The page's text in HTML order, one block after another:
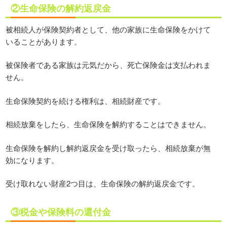
②生命保険の解約返戻金
被相続人が保険契約者として、他の家族に生命保険をかけて
いることがあります。
被保険者である家族は元気だから、死亡保険金は支払われま
せん。
生命保険契約を続ける権利は、相続財産です。
相続放棄をしたら、生命保険を解約することはできません。
生命保険を解約し解約返戻金を受け取ったら、相続放棄が無
効になります。
受け取れない財産2つ目は、生命保険の解約返戻金です。
③税金や保険料の還付金